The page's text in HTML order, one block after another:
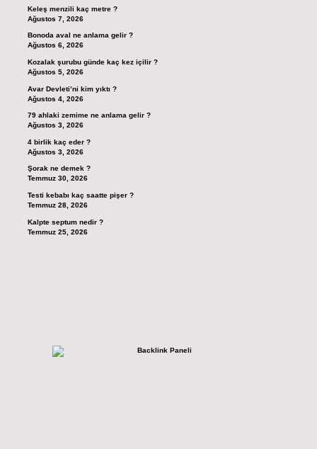
Keleş menzili kaç metre ?
Ağustos 7, 2026
Bonoda aval ne anlama gelir ?
Ağustos 6, 2026
Kozalak şurubu günde kaç kez içilir ?
Ağustos 5, 2026
Avar Devleti’ni kim yıktı ?
Ağustos 4, 2026
79 ahlaki zemime ne anlama gelir ?
Ağustos 3, 2026
4 birlik kaç eder ?
Ağustos 3, 2026
Şorak ne demek ?
Temmuz 30, 2026
Testi kebabı kaç saatte pişer ?
Temmuz 28, 2026
Kalpte septum nedir ?
Temmuz 25, 2026